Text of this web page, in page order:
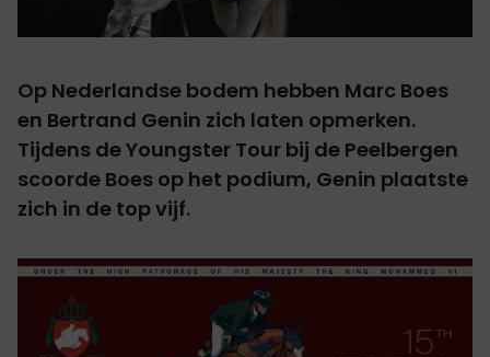
Op Nederlandse bodem hebben Marc Boes
en Bertrand Genin zich laten opmerken.
Tijdens de Youngster Tour bij de Peelbergen
scoorde Boes op het podium, Genin plaatste
zich in de top vijf.